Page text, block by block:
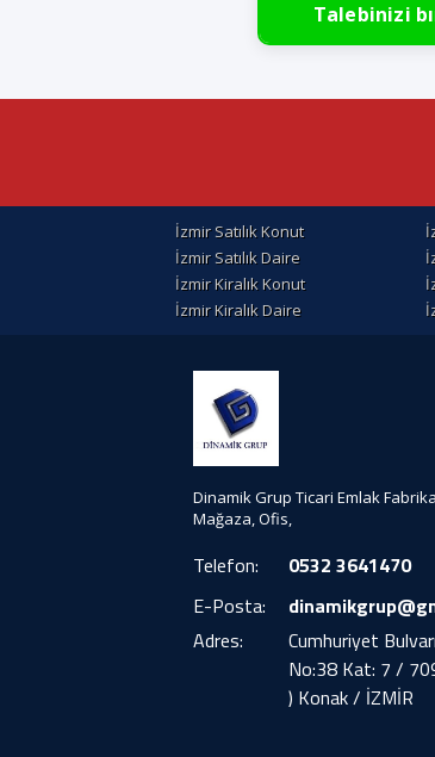
Talebinizi
İzmir Satılık Konut
İzmir Satılık Daire
İzmir Kiralık Konut
İzmir Kiralık Daire
Dinamik Grup Ticari Emlak
Mağaza, Ofis,
Telefon:
0532 3641470
E-Posta:
Adres:
Cumhuriyet
No:38 Kat: 7 /
) Konak / İZMİR